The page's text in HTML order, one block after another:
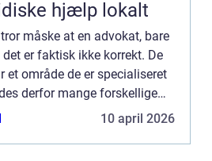
hjælp lokalt
måske at en advokat, bare
er faktisk ikke korrekt. De
et område de er specialiseret
derfor mange forskellige
er en ...10 april 2026